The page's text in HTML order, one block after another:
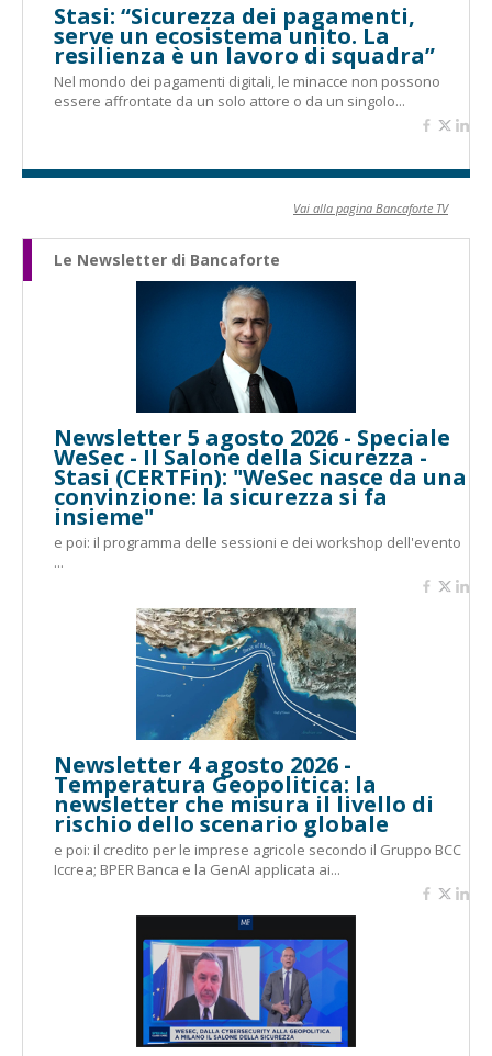
Stasi: “Sicurezza dei pagamenti,
serve un ecosistema unito. La
resilienza è un lavoro di squadra”
Nel mondo dei pagamenti digitali, le minacce non possono
essere affrontate da un solo attore o da un singolo...
Vai alla pagina Bancaforte TV
Le Newsletter di Bancaforte
Newsletter 5 agosto 2026 - Speciale
WeSec - Il Salone della Sicurezza -
Stasi (CERTFin): "WeSec nasce da una
convinzione: la sicurezza si fa
insieme"
e poi: il programma delle sessioni e dei workshop dell'evento
...
Newsletter 4 agosto 2026 -
Temperatura Geopolitica: la
newsletter che misura il livello di
rischio dello scenario globale
e poi: il credito per le imprese agricole secondo il Gruppo BCC
Iccrea; BPER Banca e la GenAI applicata ai...